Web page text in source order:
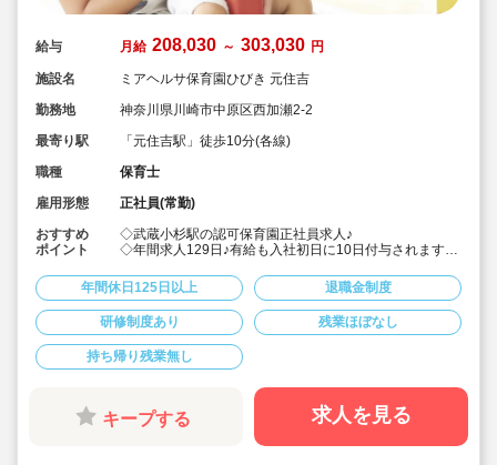
給与 月給 208,030 ～ 303,030 円
施設名
ミアヘルサ保育園ひびき 元住吉
勤務地
神奈川県川崎市中原区西加瀬2-2
最寄り駅
「元住吉駅」徒歩10分(各線)
職種
保育士
雇用形態
正社員(常勤)
おすすめ
ポイント
◇武蔵小杉駅の認可保育園正社員求人♪
◇年間求人129日♪有給も入社初日に10日付与されますの
◇残業は基本しない考えで、残業発生の際も1分から支給
あり♪
◇宿舎借り上げ制度利用可で、引っ越し代も補助ありま
す♪
年間休日125日以上 退職金制度
研修制度あり 残業ほぼなし
持ち帰り残業無し
キープする 求人を見る